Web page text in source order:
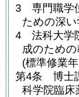
3
専門職学
ための深
4
法科大学
成のため
(標準修業
第4条
博士
科学院臨床